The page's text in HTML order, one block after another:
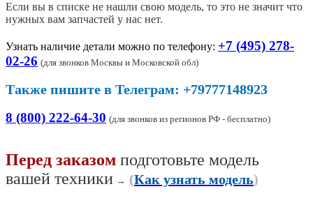
Если вы в списке не нашли свою модель, то это не значит что
нужных вам запчастей у нас нет.
Узнать наличие детали можно по телефону: +7 (495) 278-
02-26 (для звонков Москвы и Московской обл)
Также пишите в Телеграм: +79777148923
8 (800) 222-64-30 (для звонков из регионов РФ - бесплатно)
Перед заказом подготовьте модель
вашей техники → (Как узнать модель)